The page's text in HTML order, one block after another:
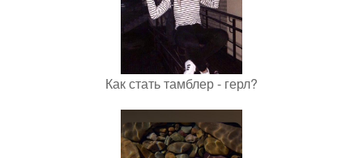
Как стать тамблер - герл?